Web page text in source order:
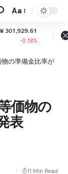
Aa
XRP
XRP
JPY-¥
の準備金比率が
価物の
表
11 Min Read